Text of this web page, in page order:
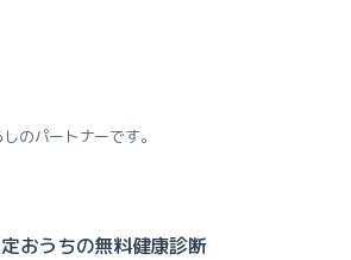
のパートナーです。
おうちの無料健康診断